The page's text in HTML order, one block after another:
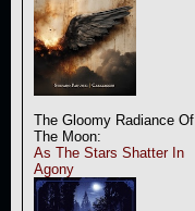
The Gloomy Radiance Of
The Moon:
As The Stars Shatter In
Agony